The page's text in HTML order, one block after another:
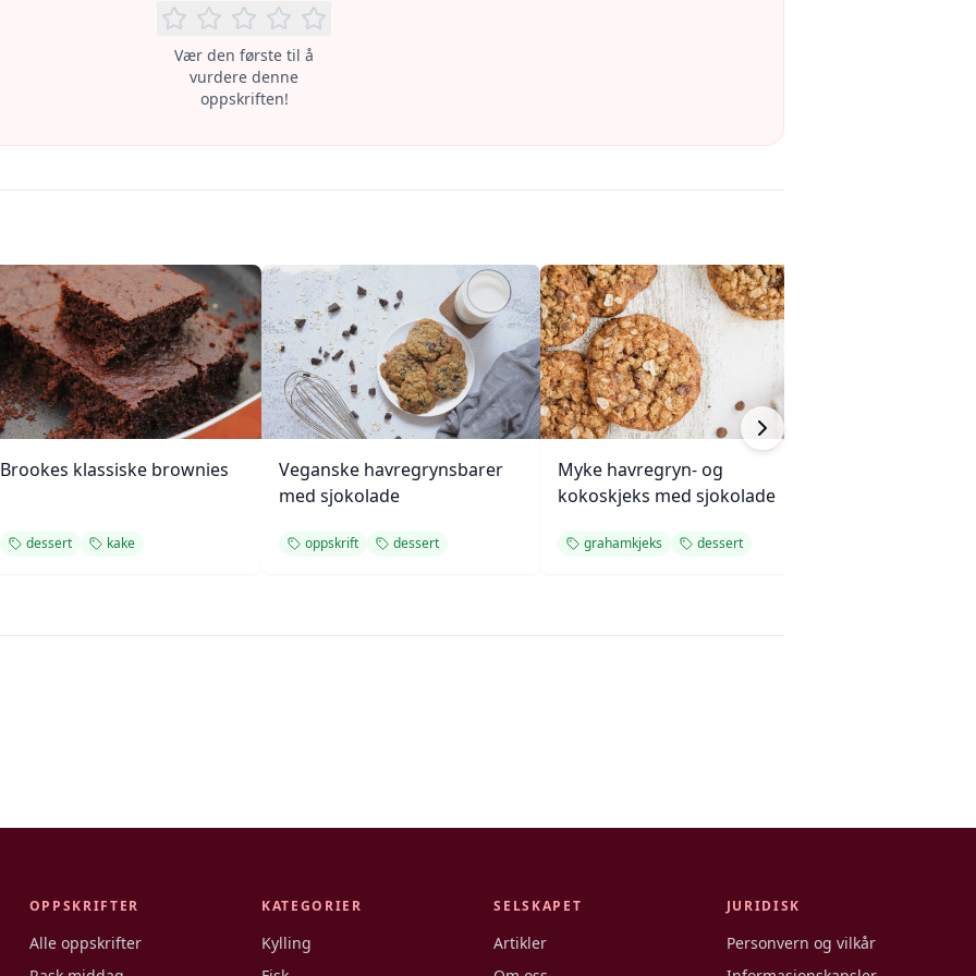
Vær den første til å
vurdere denne
oppskriften!
Brookes klassiske brownies
dessert kake
Veganske havregrynsbarer
med sjokolade
oppskrift dessert
Myke havregryn- og
kokoskjeks med sjokolade
grahamkjeks dessert
OPPSKRIFTER
Alle oppskrifter
KATEGORIER
Kylling
SELSKAPET
Artikler
JURIDISK
Personvern og vilkår